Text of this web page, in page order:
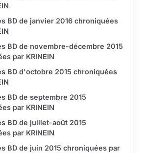
BD de janvier 2016 chroniquées
BD de novembre-décembre 2015
par KRINEIN
BD d'octobre 2015 chroniquées
BD de septembre 2015
par KRINEIN
BD de juillet-août 2015
par KRINEIN
BD de juin 2015 chroniquées par